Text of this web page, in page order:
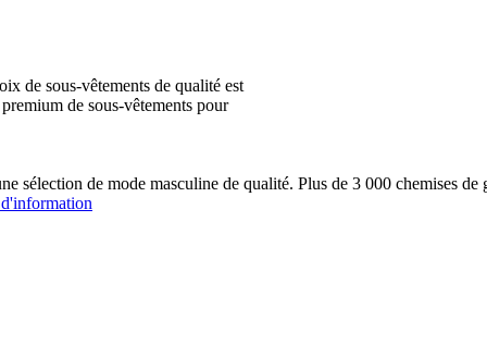
de sous-vêtements de qualité est
de sous-vêtements pour
sélection de mode masculine de qualité. Plus de 3 000 chemises